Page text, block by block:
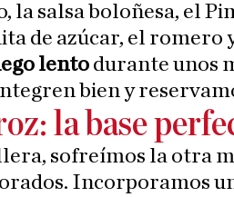
la salsa boloñesa, el
de azúcar, el romero
lento durante unos
bien y
la base
sofreímos la otra
Incorporamos